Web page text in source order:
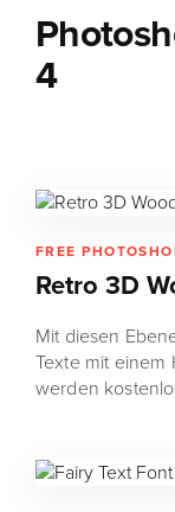
4
FREE
Retro 3D
Mit diesen
Texte mit einem
werden